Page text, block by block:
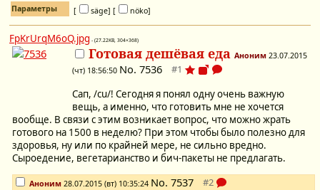
Параметры
[ säge] [ nöko]
FpKrUrqM6oQ.jpg - (27.22KB, 304×368)
Готовая дешёвая еда Аноним 23.07.2015
(чт) 18:56:50 No. 7536
Сап, /cu/! Сегодня я понял одну очень важную
вещь, а именно, что готовить мне не хочется
вообще. В связи с этим возникает вопрос, что можно жрать
готового на 1500 в неделю? При этом чтобы было полезно для
здоровья, ну или по крайней мере, не сильно вредно.
Сыроедение, вегетарианство и бич-пакеты не предлагать.
Аноним 28.07.2015 (вт) 10:35:24 No. 7537